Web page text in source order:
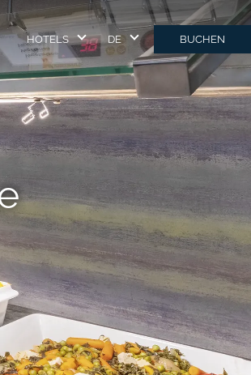
HOTELS DE BUCHEN